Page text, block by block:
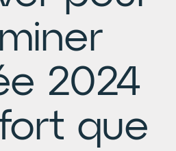
2024
que